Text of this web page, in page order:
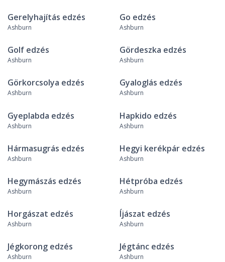
Gerelyhajítás edzés
Ashburn
Go edzés
Ashburn
Golf edzés
Ashburn
Gördeszka edzés
Ashburn
Görkorcsolya edzés
Ashburn
Gyaloglás edzés
Ashburn
Gyeplabda edzés
Ashburn
Hapkido edzés
Ashburn
Hármasugrás edzés
Ashburn
Hegyi kerékpár edzés
Ashburn
Hegymászás edzés
Ashburn
Hétpróba edzés
Ashburn
Horgászat edzés
Ashburn
Íjászat edzés
Ashburn
Jégkorong edzés
Ashburn
Jégtánc edzés
Ashburn